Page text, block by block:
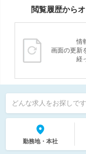
閲覧履歴から
情
画面の更新
経
どんな求人をお探しで
勤務地・本社